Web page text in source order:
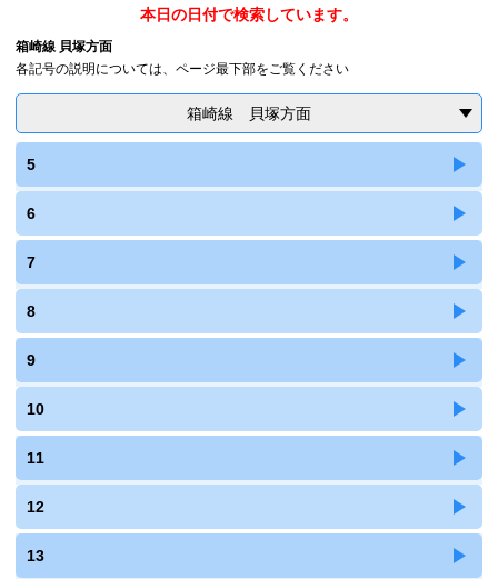
本日の日付で検索しています。
箱崎線 貝塚方面
各記号の説明については、ページ最下部をご覧ください
箱崎線 貝塚方面
5
6
7
8
9
10
11
12
13